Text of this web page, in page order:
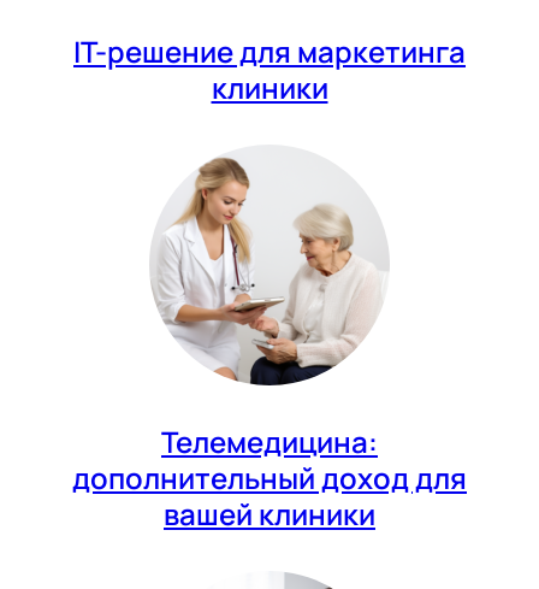
IT-решение для маркетинга
клиники
Телемедицина:
дополнительный доход для
вашей клиники